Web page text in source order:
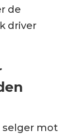
de
driver
selger mot